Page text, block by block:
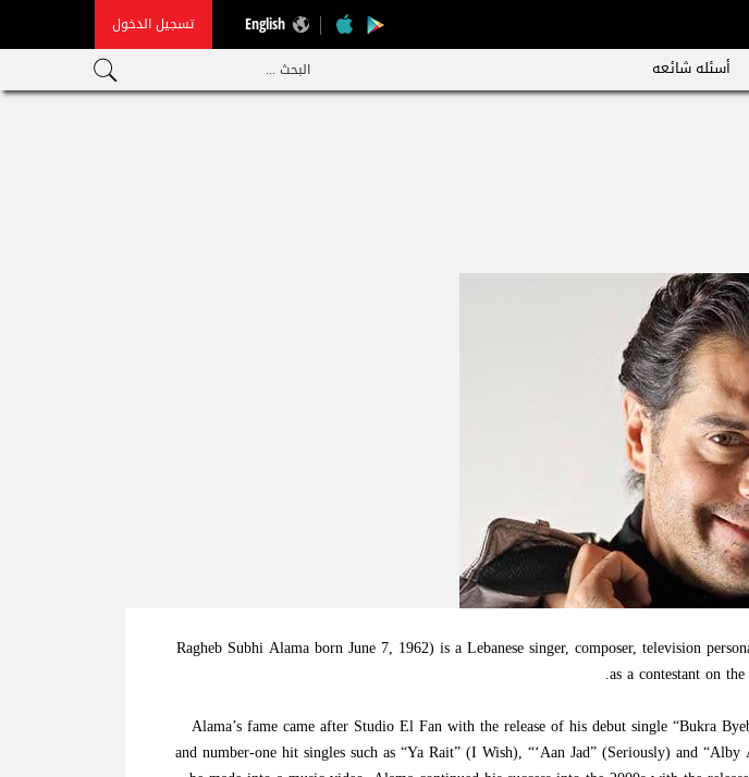
English تسجيل الدخول
أسئله شائعه البحث ...
Ragheb Subhi Alama‎ born June 7, 1962) is a Lebanese singer, composer, television
as a contestant on
Alama’s fame came after Studio El Fan with the release of his debut single “Bukra
and number-one hit singles such as “Ya Rait” (I Wish), “‘Aan Jad” (Seriously) and